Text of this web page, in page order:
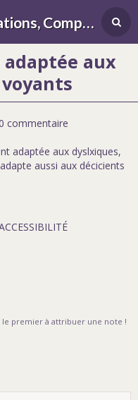
DIFFESSENS | Formations, Compétences, Différences, handicap, sensoriel
aux
commentaire
adaptée aux dyslxiques,
aussi aux décicients
le premier à attribuer une note !